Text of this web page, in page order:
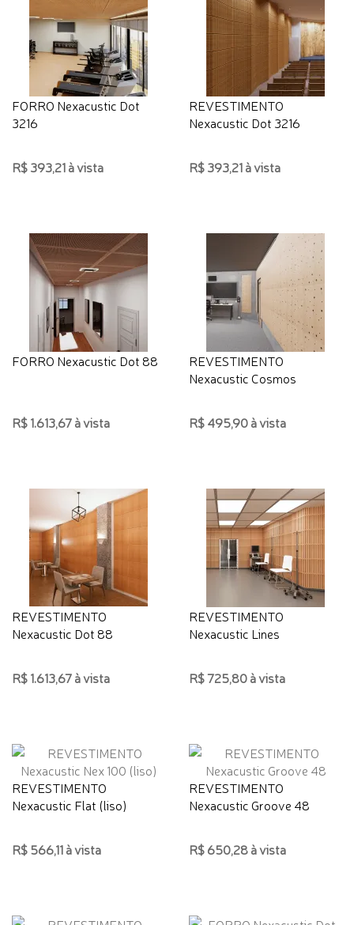
FORRO Nexacustic Dot
3216
R$ 393,21 à vista
REVESTIMENTO
Nexacustic Dot 3216
R$ 393,21 à vista
FORRO Nexacustic Dot 88
R$ 1.613,67 à vista
REVESTIMENTO
Nexacustic Cosmos
R$ 495,90 à vista
REVESTIMENTO
Nexacustic Dot 88
R$ 1.613,67 à vista
REVESTIMENTO
Nexacustic Lines
R$ 725,80 à vista
REVESTIMENTO
Nexacustic Flat (liso)
R$ 566,11 à vista
REVESTIMENTO
Nexacustic Groove 48
R$ 650,28 à vista